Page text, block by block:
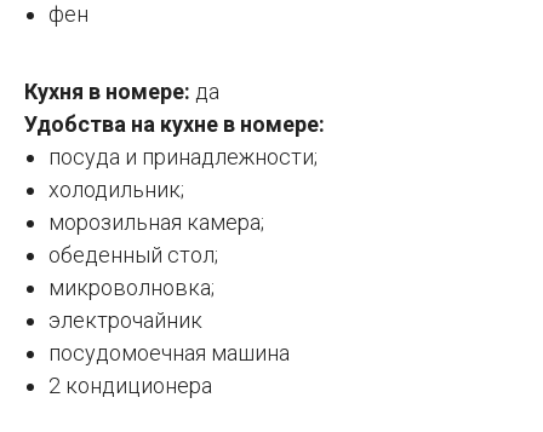
фен
Кухня в номере: да
Удобства на кухне в номере:
посуда и принадлежности;
холодильник;
морозильная камера;
обеденный стол;
микроволновка;
электрочайник
посудомоечная машина
2 кондиционера